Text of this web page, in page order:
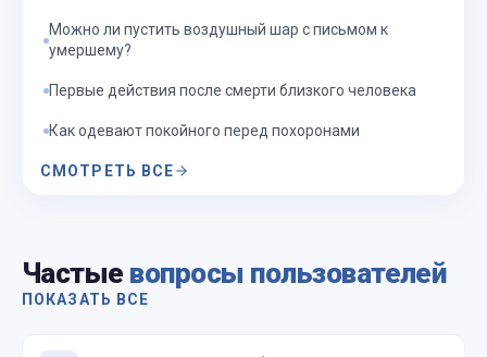
Можно ли пустить воздушный шар с письмом к
умершему?
Первые действия после смерти близкого человека
Как одевают покойного перед похоронами
СМОТРЕТЬ ВСЕ
Частые вопросы пользователей
ПОКАЗАТЬ ВСЕ